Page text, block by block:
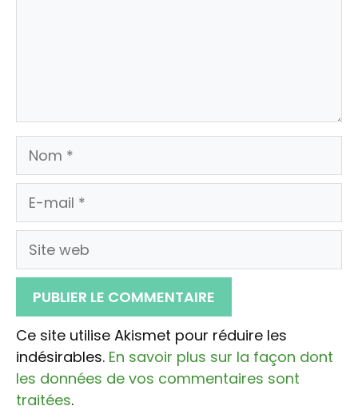
Nom
E-
mail
Site
web
Ce site utilise Akismet pour réduire les
indésirables. En savoir plus sur la façon dont
les données de vos commentaires sont
traitées.